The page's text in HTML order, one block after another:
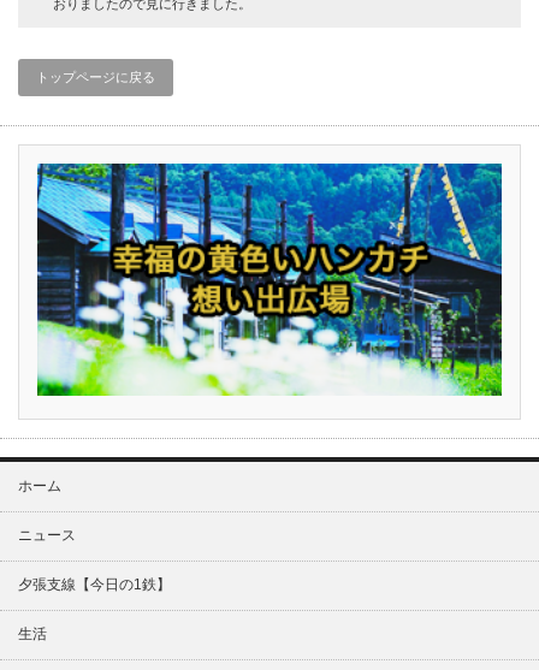
おりましたので見に行きました。
トップページに戻る
ホーム
ニュース
夕張支線【今日の1鉄】
生活